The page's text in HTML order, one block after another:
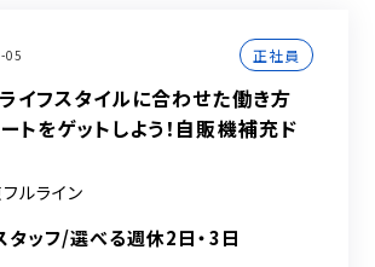
05 正社員
ライフスタイルに合わせた働き方
トをゲットしよう！自販機補充ド
ルライン
タッフ/選べる週休2日・3日